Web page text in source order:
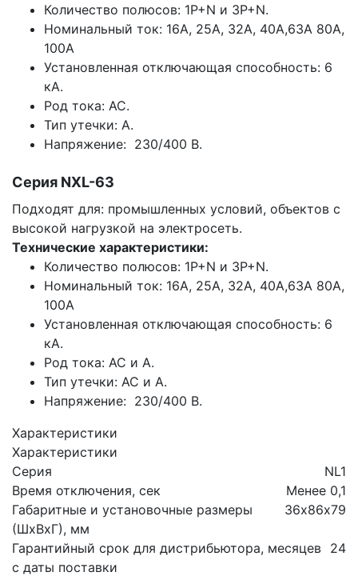
Количество полюсов: 1P+N и 3P+N.
Номинальный ток: 16А, 25А, 32А, 40А,63А 80А,
100А
Установленная отключающая способность: 6
кА.
Род тока: AC.
Тип утечки: A.
Напряжение: 230/400 В.
Серия NXL-63
Подходят для: промышленных условий, объектов с
высокой нагрузкой на электросеть.
Технические характеристики:
Количество полюсов: 1P+N и 3P+N.
Номинальный ток: 16А, 25А, 32А, 40А,63А 80А,
100А
Установленная отключающая способность: 6
кА.
Род тока: AC и A.
Тип утечки: AC и A.
Напряжение: 230/400 В.
Характеристики
Характеристики
Серия
NL1
Время отключения, сек
Менее 0,1
Габаритные и установочные размеры
(ШхВхГ), мм
36х86х79
Гарантийный срок для дистрибьютора, месяцев
с даты поставки
24